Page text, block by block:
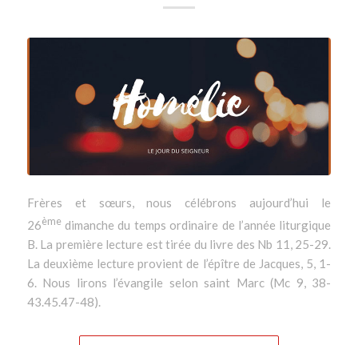
Frères et sœurs, nous célébrons aujourd’hui le
26èmedimanche du temps ordinaire de l’année liturgique
B. La première lecture est tirée du livre des Nb 11, 25-29.
La deuxième lecture provient de l’épître de Jacques, 5, 1-
6. Nous lirons l’évangile selon saint Marc (Mc 9, 38-
43.45.47-48).